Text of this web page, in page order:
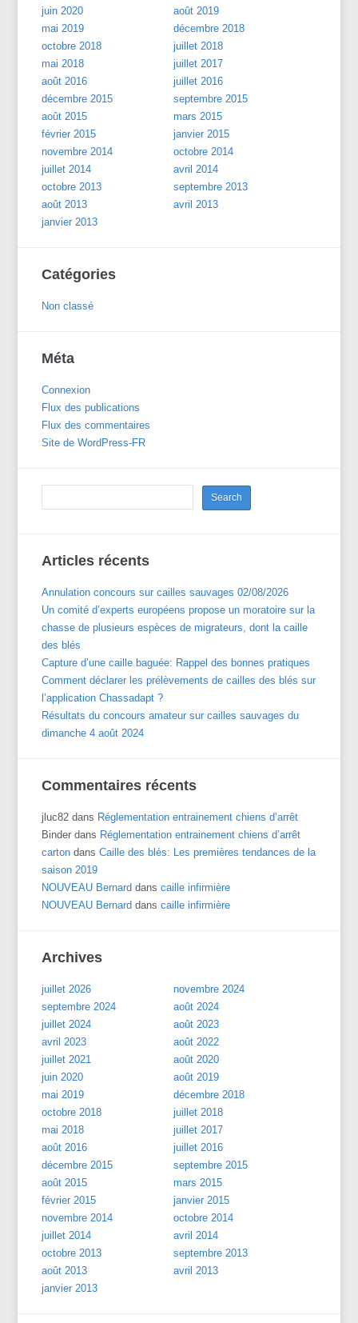
juin 2020
août 2019
mai 2019
décembre 2018
octobre 2018
juillet 2018
mai 2018
juillet 2017
août 2016
juillet 2016
décembre 2015
septembre 2015
août 2015
mars 2015
février 2015
janvier 2015
novembre 2014
octobre 2014
juillet 2014
avril 2014
octobre 2013
septembre 2013
août 2013
avril 2013
janvier 2013
Catégories
Non classé
Méta
Connexion
Flux des publications
Flux des commentaires
Site de WordPress-FR
Articles récents
Annulation concours sur cailles sauvages 02/08/2026
Un comité d’experts européens propose un moratoire sur la
chasse de plusieurs espèces de migrateurs, dont la caille
des blés
Capture d’une caille baguée: Rappel des bonnes pratiques
Comment déclarer les prélèvements de cailles des blés sur
l’application Chassadapt ?
Résultats du concours amateur sur cailles sauvages du
dimanche 4 août 2024
Commentaires récents
jluc82 dans Réglementation entrainement chiens d’arrêt
Binder dans Réglementation entrainement chiens d’arrêt
carton dansCaille des blés: Les premières tendances de la
saison 2019
NOUVEAU Bernard danscaille infirmière
NOUVEAU Bernard danscaille infirmière
Archives
juillet 2026
novembre 2024
septembre 2024
août 2024
juillet 2024
août 2023
avril 2023
août 2022
juillet 2021
août 2020
juin 2020
août 2019
mai 2019
décembre 2018
octobre 2018
juillet 2018
mai 2018
juillet 2017
août 2016
juillet 2016
décembre 2015
septembre 2015
août 2015
mars 2015
février 2015
janvier 2015
novembre 2014
octobre 2014
juillet 2014
avril 2014
octobre 2013
septembre 2013
août 2013
avril 2013
janvier 2013